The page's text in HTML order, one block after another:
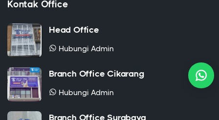
Kontak Office
Head Office
Hubungi Admin
Branch Office Cikarang
Hubungi Admin
Branch Office Surabaya